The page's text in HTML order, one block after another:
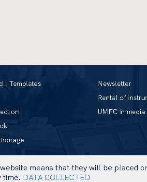
| Templates
Newsletter
Rental of
UMFC in media
means that they will be placed
time. DATA COLLECTED